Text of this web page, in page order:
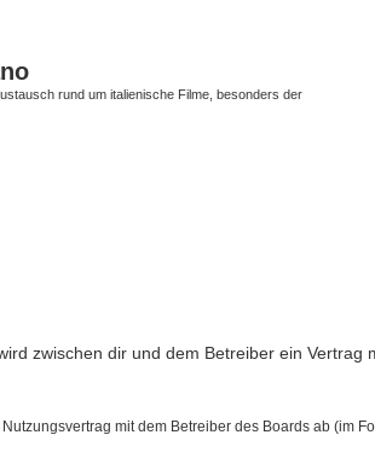
rund um italienische Filme, besonders der
zwischen dir und dem Betreiber ein
mit dem Betreiber des Boards ab (im